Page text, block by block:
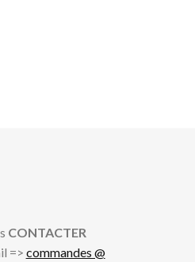
CONTACTER
=> commandes @